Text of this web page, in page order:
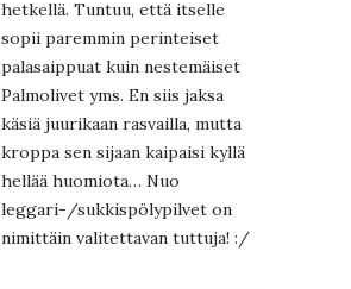
hetkellä. Tuntuu, että itselle
sopii paremmin perinteiset
palasaippuat kuin nestemäiset
Palmolivet yms. En siis jaksa
käsiä juurikaan rasvailla, mutta
kroppa sen sijaan kaipaisi kyllä
hellää huomiota… Nuo
leggari-/sukkispölypilvet on
nimittäin valitettavan tuttuja! :/